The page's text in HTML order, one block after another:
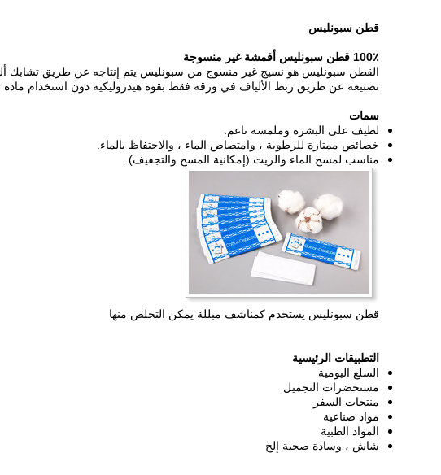
قطن سبونليس
100٪ قطن سبونليس أقمشة غير منسوجة
تصنيعه عن طريق ربط الألياف في ورقة فقط بقوة هيدروليكية دون استخدام مادة
سمات
لطيف على البشرة وملمسه ناعم.
خصائص ممتازة للرطوبة ، وامتصاص الماء ، والاحتفاظ بالماء.
مناسب لمسح الماء والزيت (إمكانية المسح والتجفيف).
قطن سبونليس يستخدم كمناشف مبللة يمكن التخلص منها
التطبيقات الرئيسية
السلع اليومية
مستحضرات التجميل
منتجات السفر
مواد صناعية
المواد الطبية
شاش ، وسادة صحية إلخ